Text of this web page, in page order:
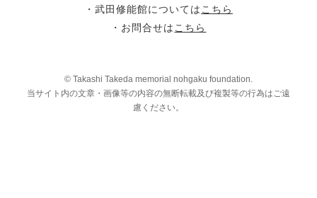
・武田修能館についてはこちら
・お問合せはこちら
© Takashi Takeda memorial nohgaku foundation.
当サイト内の文章・画像等の内容の無断転載及び複製等の行為はご遠
慮ください。